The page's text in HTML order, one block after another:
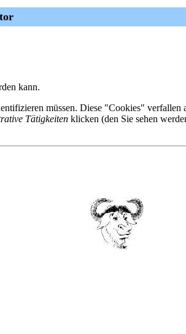
kann.
müssen. Diese "Cookies" verfallen
Tätigkeiten klicken (den Sie sehen